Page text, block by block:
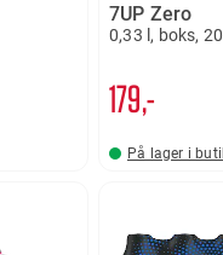
7UP Zero
0,33 l, boks,
179,-
På lager i